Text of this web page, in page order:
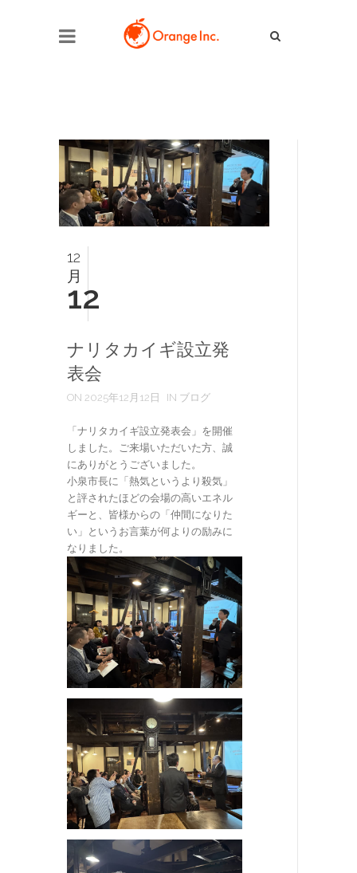
12
月
12
ナリタカイギ設立発
表会
ON 2025年12月12日 IN ブログ
「ナリタカイギ設立発表会」を開催
しました。ご来場いただいた方、誠
にありがとうございました。
小泉市長に「熱気というより殺気」
と評されたほどの会場の高いエネル
ギーと、皆様からの「仲間になりた
い」というお言葉が何よりの励みに
なりました。